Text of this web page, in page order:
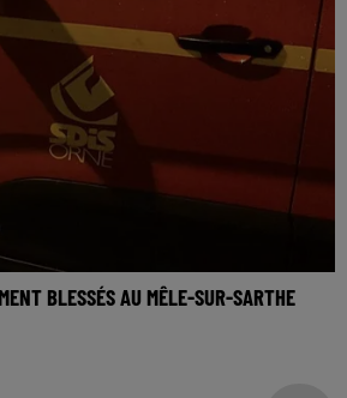
BLESSÉS AU MÊLE-SUR-SARTHE